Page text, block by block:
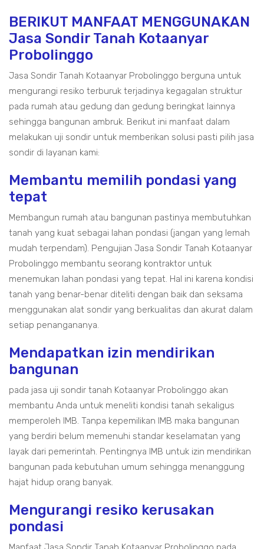
BERIKUT MANFAAT MENGGUNAKAN
Jasa Sondir Tanah Kotaanyar
Probolinggo
Jasa Sondir Tanah Kotaanyar Probolinggo berguna untuk
mengurangi resiko terburuk terjadinya kegagalan struktur
pada rumah atau gedung dan gedung beringkat lainnya
sehingga bangunan ambruk. Berikut ini manfaat dalam
melakukan uji sondir untuk memberikan solusi pasti pilih jasa
sondir di layanan kami:
Membantu memilih pondasi yang
tepat
Membangun rumah atau bangunan pastinya membutuhkan
tanah yang kuat sebagai lahan pondasi (jangan yang lemah
mudah terpendam). Pengujian Jasa Sondir Tanah Kotaanyar
Probolinggo membantu seorang kontraktor untuk
menemukan lahan pondasi yang tepat. Hal ini karena kondisi
tanah yang benar-benar diteliti dengan baik dan seksama
menggunakan alat sondir yang berkualitas dan akurat dalam
setiap penangananya.
Mendapatkan izin mendirikan
bangunan
pada jasa uji sondir tanah Kotaanyar Probolinggo akan
membantu Anda untuk meneliti kondisi tanah sekaligus
memperoleh IMB. Tanpa kepemilikan IMB maka bangunan
yang berdiri belum memenuhi standar keselamatan yang
layak dari pemerintah. Pentingnya IMB untuk izin mendirikan
bangunan pada kebutuhan umum sehingga menanggung
hajat hidup orang banyak.
Mengurangi resiko kerusakan
pondasi